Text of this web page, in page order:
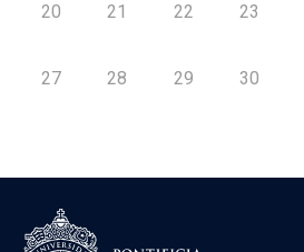
20 21 22 23
27 28 29 30